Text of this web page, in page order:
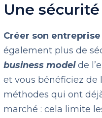
Une sécurité
Créer son entreprise
également plus de
business modelde
et vous bénéficiez de
méthodes qui ont
marché : cela limite